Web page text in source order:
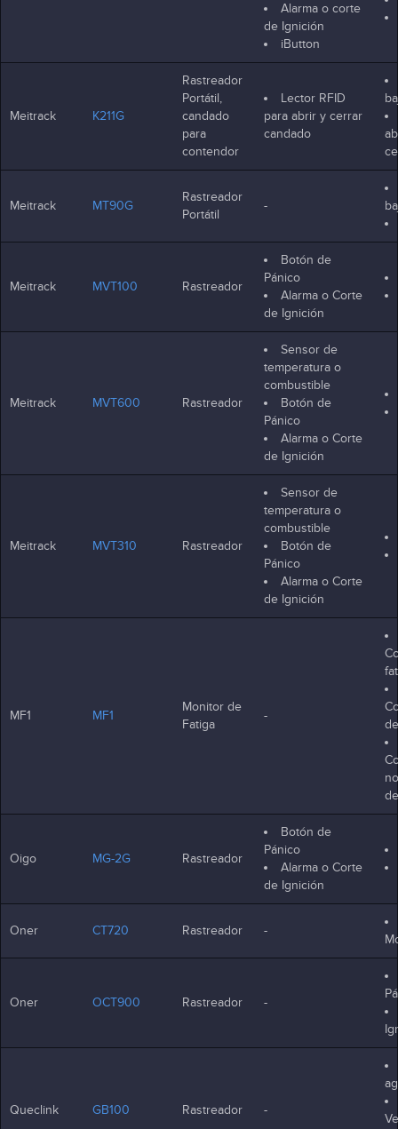
Alarma o corte
de Ignición
iButton
Meitrack K211G
Rastreador
Portátil,
candado
para
contendor
Lector RFID
para abrir y cerrar
candado
Meitrack MT90G
Rastreador
Portátil
-
Meitrack MVT100 Rastreador
Botón de
Pánico
Alarma o Corte
de Ignición
Meitrack MVT600 Rastreador
Sensor de
temperatura o
combustible
Botón de
Pánico
Alarma o Corte
de Ignición
Meitrack MVT310 Rastreador
Sensor de
temperatura o
combustible
Botón de
Pánico
Alarma o Corte
de Ignición
MF1 MF1
Monitor de
Fatiga
-
no
Oigo MG-2G Rastreador
Botón de
Pánico
Alarma o Corte
de Ignición
Oner CT720 Rastreador -
Oner OCT900 Rastreador -
Queclink GB100 Rastreador -